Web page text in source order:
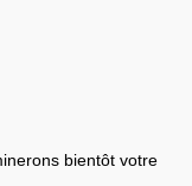
bientôt votre